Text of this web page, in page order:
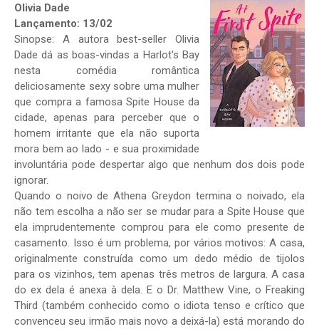
Olivia Dade
Lançamento: 13/02
Sinopse: A autora best-seller Olivia
Dade dá as boas-vindas a Harlot's Bay
nesta comédia romântica
deliciosamente sexy sobre uma mulher
que compra a famosa Spite House da
cidade, apenas para perceber que o
homem irritante que ela não suporta
mora bem ao lado - e sua proximidade
involuntária pode despertar algo que nenhum dos dois pode
ignorar.
Quando o noivo de Athena Greydon termina o noivado, ela
não tem escolha a não ser se mudar para a Spite House que
ela imprudentemente comprou para ele como presente de
casamento. Isso é um problema, por vários motivos: A casa,
originalmente construída como um dedo médio de tijolos
para os vizinhos, tem apenas três metros de largura. A casa
do ex dela é anexa à dela. E o Dr. Matthew Vine, o Freaking
Third (também conhecido como o idiota tenso e crítico que
convenceu seu irmão mais novo a deixá-la) está morando do